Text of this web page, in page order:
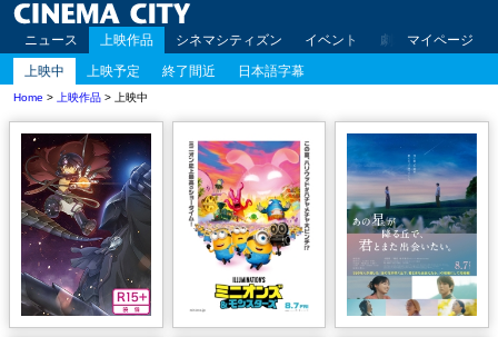
ニュース 上映作品 シネマシティズン イベント 劇場案内 アク
マイページ
上映中
上映予定 終了間近 日本語字幕
Home > 上映作品 > 上映中